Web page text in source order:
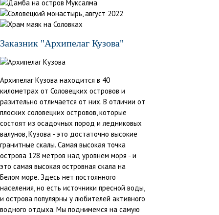
Заказник "Архипелаг Кузова"
Архипелаг Кузова находится в 40
километрах от Соловецких островов и
разительно отличается от них. В отличии от
плоских соловецких островов, которые
состоят из осадочных пород и ледниковых
валунов, Кузова - это достаточно высокие
гранитные скалы. Самая высокая точка
острова 128 метров над уровнем моря - и
это самая высокая островная скала на
Белом море. Здесь нет постоянного
населения, но есть источники пресной воды,
и острова популярны у любителей активного
водного отдыха. Мы поднимемся на самую